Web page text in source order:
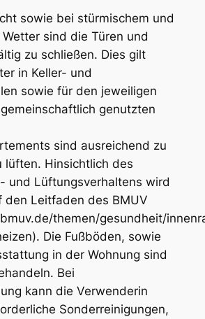
sowie bei stürmischem und
sind die Türen und
zu schließen. Dies gilt
in Keller- und
sowie für den jeweiligen
genutzten
sind ausreichend zu
lüften. Hinsichtlich des
und Lüftungsverhaltens wird
den Leitfaden des BMUV
themen/gesundheit/
Die Fußböden, sowie
in der Wohnung sind
Bei
kann die Verwenderin
Sonderreinigungen,